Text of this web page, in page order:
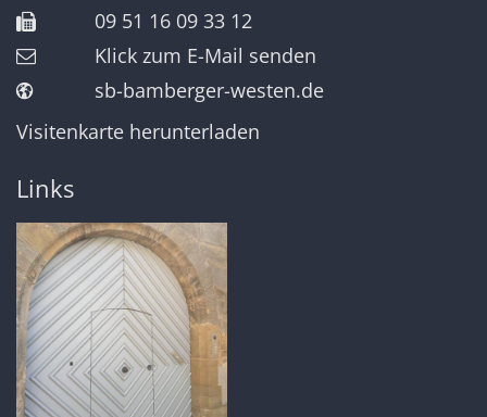
09 51 16 09 33 12
Klick zum E-Mail senden
sb-bamberger-westen.de
Visitenkarte herunterladen
Links